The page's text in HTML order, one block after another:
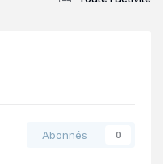
Abonnés 0